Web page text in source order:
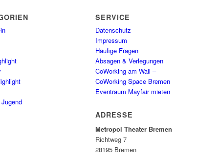
SERVICE
Datenschutz
Impressum
Häufige Fragen
Absagen & Verlegungen
CoWorking am Wall –
CoWorking Space Bremen
Eventraum Mayfair mieten
ADRESSE
Metropol Theater Bremen
Richtweg 7
28195 Bremen